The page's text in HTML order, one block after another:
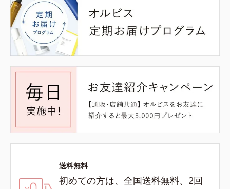
送料無料
初めての方は、全国送料無料、2回